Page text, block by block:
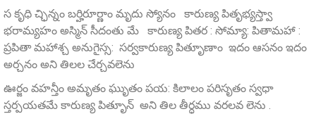
స కృధి చ్ఛిన్నం బర్హిరూర్ణాం మృదు స్యోనం కారుణ్య పితృభ్యస్త్వా
భరామ్యహం అస్మిన్ సీదంతు మే కారుణ్య పితర : సోమ్యా: పితామహా :
ప్రపితా మహాశ్చ అనుగైస్స: సర్వకారుణ్య పితృూణాం ఇదం ఆసనం ఇదం
అర్చనం అని తిలల చేర్చవలెను
ఊర్జం వహన్తీం అమృతం ఘృుతం పయ: కిలాలం పరిసృతం స్వధా
స్తర్పయతమే కారుణ్య పితృూన్ అని తిల తీర్ధము వరలవ లెను .